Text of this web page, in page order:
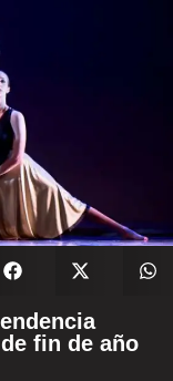
fin de año